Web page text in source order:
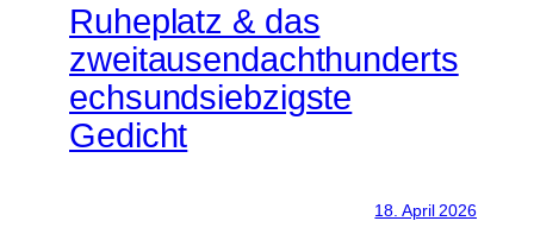
Ruheplatz & das
zweitausendachthunderts
echsundsiebzigste
Gedicht
18. April 2026